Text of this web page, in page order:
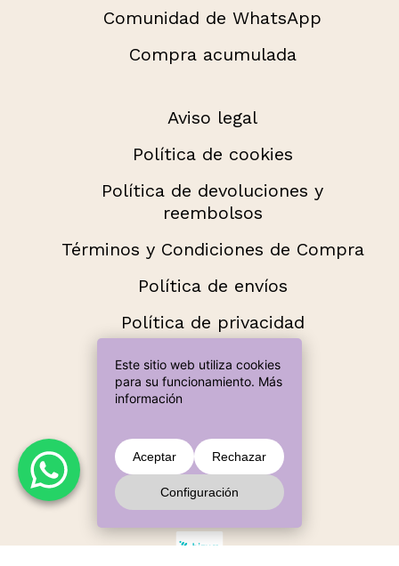
60,00 € para envío gratuito.
Subtotal:
Ver Carrito Finalizar Compra
Comunidad de WhatsApp
Compra acumulada
Aviso legal
Política de cookies
Política de devoluciones y
reembolsos
Términos y Condiciones de Compra
Política de envíos
Política de privacidad
Este sitio web utiliza cookies
para su funcionamiento. Más
información
Aceptar Rechazar
Configuración